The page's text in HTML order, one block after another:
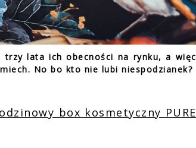
lata ich obecności na rynku, a więc
No bo kto nie lubi niespodzianek?
box kosmetyczny PURE